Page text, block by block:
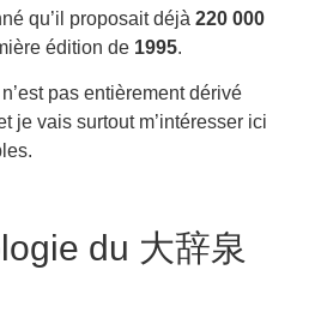
qu’il proposait déjà 220 000
édition de 1995.
n’est pas entièrement dérivé
je vais surtout m’intéresser ici
du 大辞泉